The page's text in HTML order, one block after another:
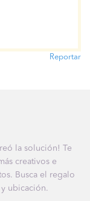
Reportar
la solución! Te
creativos e
Busca el regalo
ubicación.